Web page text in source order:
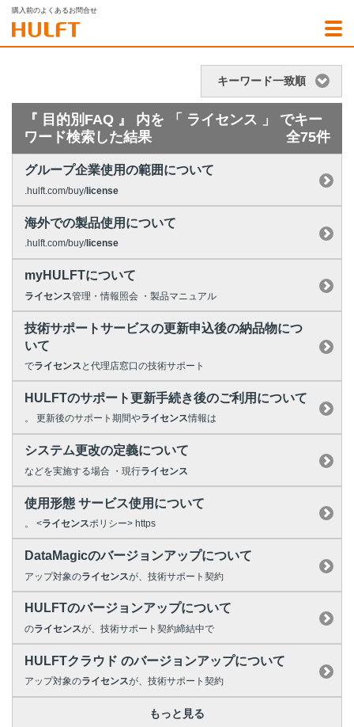
購入前のよくあるお問合せ
キーワード一致順
『 目的別FAQ 』 内を 「 ライセンス 」 でキー
ワード検索した結果
全75件
グループ企業使用の範囲について
.hulft.com/buy/license
海外での製品使用について
.hulft.com/buy/license
myHULFTについて
ライセンス管理・情報照会 ・製品マニュアル
技術サポートサービスの更新申込後の納品物につ
いて
でライセンス と代理店窓口の技術サポート
HULFTのサポート更新手続き後のご利用について
。 更新後のサポート期間やライセンス情報は
システム更改の定義について
などを実施する場合 ・現行ライセンス
使用形態 サービス使用について
。 <ライセンスポリシー> https
DataMagicのバージョンアップについて
アップ対象のライセンスが、技術サポート契約
HULFTのバージョンアップについて
のライセンスが、技術サポート契約締結中で
HULFTクラウド のバージョンアップについて
アップ対象のライセンスが、技術サポート契約
もっと見る